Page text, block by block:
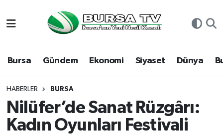
Bursa Gündem Ekonomi Siyaset Dünya
HABERLER BURSA
Nilüfer’de Sanat Rüzgârı:
Kadın Oyunları Festivali
Bursa
Dünya
Eğitim
Hava Durumu
Namaz Vakitleri
Trafik Durumu